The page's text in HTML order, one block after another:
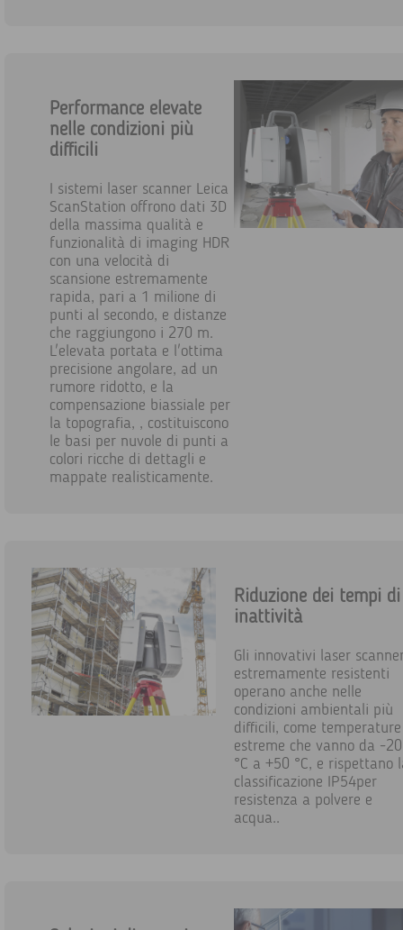
Performance elevate
nelle condizioni più
difficili
I sistemi laser scanner Leica
ScanStation offrono dati 3D
della massima qualità e
funzionalità di imaging HDR
con una velocità di
scansione estremamente
rapida, pari a 1 milione di
punti al secondo, e distanze
che raggiungono i 270 m.
L'elevata portata e l'ottima
precisione angolare, ad un
rumore ridotto, e la
compensazione biassiale per
la topografia, , costituiscono
le basi per nuvole di punti a
colori ricche di dettagli e
mappate realisticamente.
Riduzione dei tempi di
inattività
Gli innovativi laser
estremamente resistenti
operano anche nelle
condizioni ambientali più
difficili, come temperature
estreme che vanno da -20
°C a +50 °C, e rispettano
classificazione IP54per
resistenza a polvere e
acqua..